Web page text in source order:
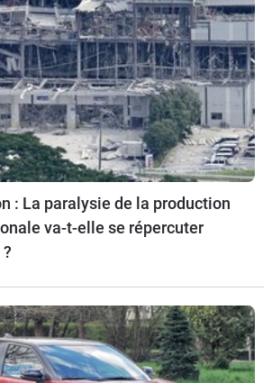
: La paralysie de la production
va-t-elle se répercuter